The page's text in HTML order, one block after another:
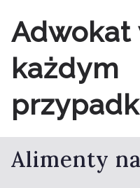
do
treści
Adwokat
każdym
Alimenty